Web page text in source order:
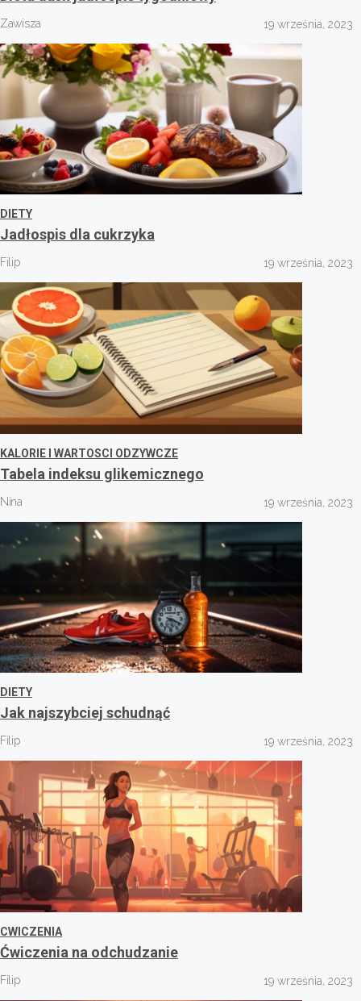
Zawisza 19 września, 2023
DIETY
Jadłospis dla cukrzyka
Filip 19 września, 2023
KALORIE I WARTOSCI ODZYWCZE
Tabela indeksu glikemicznego
Nina 19 września, 2023
DIETY
Jak najszybciej schudnąć
Filip 19 września, 2023
CWICZENIA
Ćwiczenia na odchudzanie
Filip 19 września, 2023